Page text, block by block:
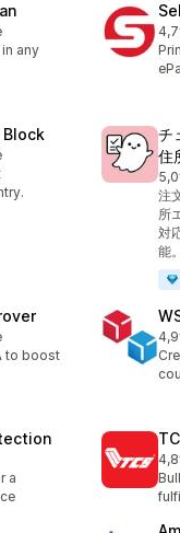
any
4,7
Block
チ
住
5,0
注
所
対
能。
to boost
4,9
a
4,8